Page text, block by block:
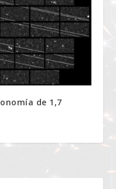
de 1,7